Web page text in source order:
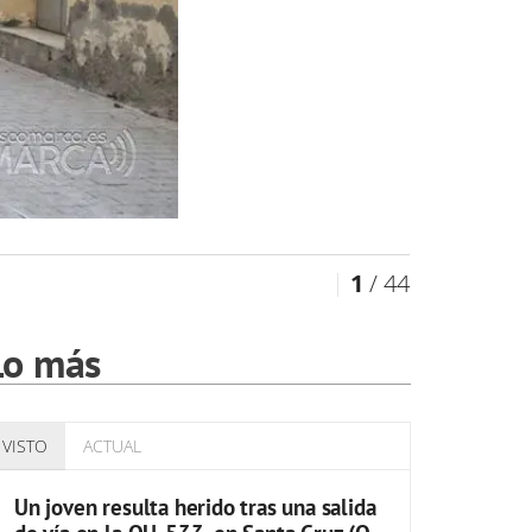
1 / 44
más
VISTO ACTUAL
Un joven resulta herido tras una salida